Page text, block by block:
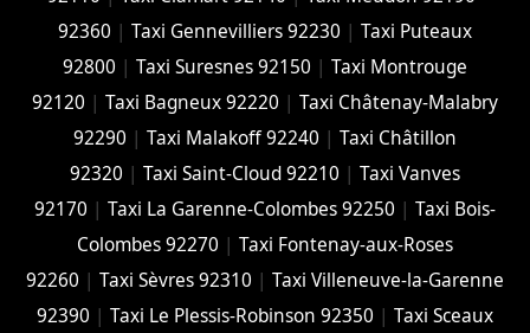
92360 | Taxi Gennevilliers 92230 | Taxi Puteaux
92800 | Taxi Suresnes 92150 | Taxi Montrouge
92120 | Taxi Bagneux 92220 | Taxi Châtenay-Malabry
92290 | Taxi Malakoff 92240 | Taxi Châtillon
92320 | Taxi Saint-Cloud 92210 | Taxi Vanves
92170 | Taxi La Garenne-Colombes 92250 | Taxi Bois-
Colombes 92270 | Taxi Fontenay-aux-Roses
92260 | Taxi Sèvres 92310 | Taxi Villeneuve-la-Garenne
92390 | Taxi Le Plessis-Robinson 92350 | Taxi Sceaux